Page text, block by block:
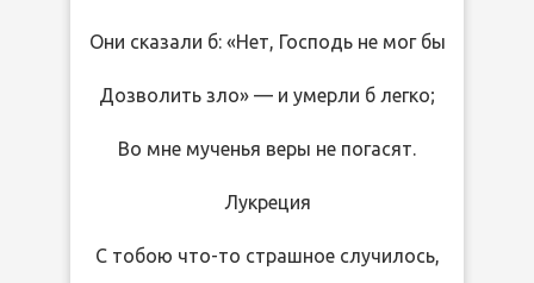
Они сказали б: «Нет, Господь не мог бы
Дозволить зло» — и умерли б легко;
Во мне мученья веры не погасят.
Лукреция
С тобою что-то страшное случилось,